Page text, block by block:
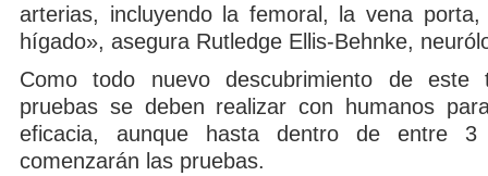
arterias, incluyendo la femoral, la vena
hígado», asegura Rutledge Ellis-Behnke,
Como todo nuevo descubrimiento de este
pruebas se deben realizar con humanos
eficacia, aunque hasta dentro de entre
comenzarán las pruebas.